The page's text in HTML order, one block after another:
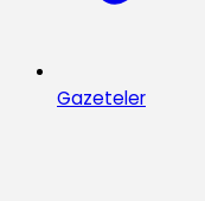
Gazeteler